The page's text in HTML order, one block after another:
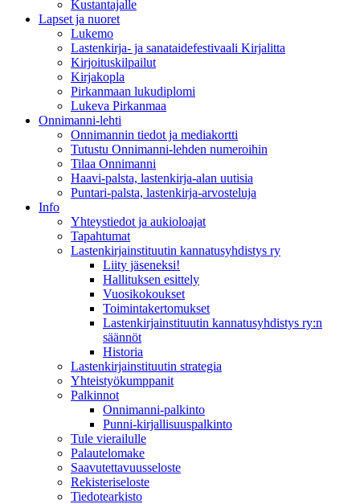
Kustantajalle
Lapset ja nuoret
Lukemo
Lastenkirja- ja sanataidefestivaali Kirjalitta
Kirjoituskilpailut
Kirjakopla
Pirkanmaan lukudiplomi
Lukeva Pirkanmaa
Onnimanni-lehti
Onnimannin tiedot ja mediakortti
Tutustu Onnimanni-lehden numeroihin
Tilaa Onnimanni
Haavi-palsta, lastenkirja-alan uutisia
Puntari-palsta, lastenkirja-arvosteluja
Info
Yhteystiedot ja aukioloajat
Tapahtumat
Lastenkirjainstituutin kannatusyhdistys ry
Liity jäseneksi!
Hallituksen esittely
Vuosikokoukset
Toimintakertomukset
Lastenkirjainstituutin kannatusyhdistys ry:n
säännöt
Historia
Lastenkirjainstituutin strategia
Yhteistyökumppanit
Palkinnot
Onnimanni-palkinto
Punni-kirjallisuuspalkinto
Tule vierailulle
Palautelomake
Saavutettavuusseloste
Rekisteriseloste
Tiedotearkisto